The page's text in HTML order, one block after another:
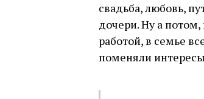
свадьба, любовь,
дочери. Ну а
работой, в семье
поменяли